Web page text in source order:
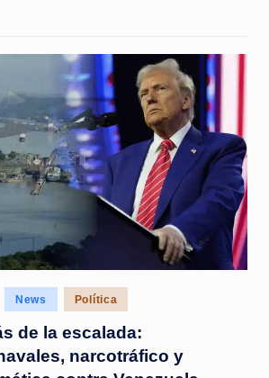
News Política
de la escalada:
narcotráfico y